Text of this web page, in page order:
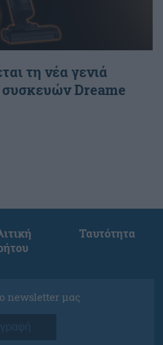
τη νέα γενιά
Dreame
Ταυτότητα
newsletter μας